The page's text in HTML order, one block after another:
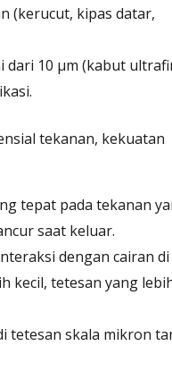
(kerucut, kipas datar,
dari 10 μm (kabut
tekanan, kekuatan
tepat pada tekanan
saat keluar.
dengan cairan di
kecil, tetesan yang
tetesan skala mikron